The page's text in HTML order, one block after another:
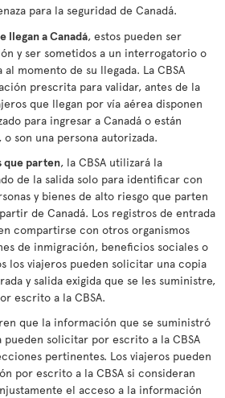
para la seguridad de Canadá.
llegan a Canadá, estos pueden ser
y ser sometidos a un interrogatorio o
momento de su llegada. La CBSA
prescrita para validar, antes de la
que llegan por vía aérea disponen
para ingresar a Canadá o están
son una persona autorizada.
que parten, la CBSA utilizará la
de la salida solo para identificar con
y bienes de alto riesgo que parten
de Canadá. Los registros de entrada
compartirse con otros organismos
de inmigración, beneficios sociales o
los viajeros pueden solicitar una copia
y salida exigida que se les suministre,
escrito a la CBSA.
que la información que se suministró
solicitar por escrito a la CBSA
pertinentes. Los viajeros pueden
por escrito a la CBSA si consideran
el acceso a la información